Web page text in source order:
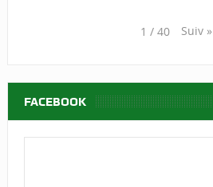
1 / 40 Suiv »
FACEBOOK